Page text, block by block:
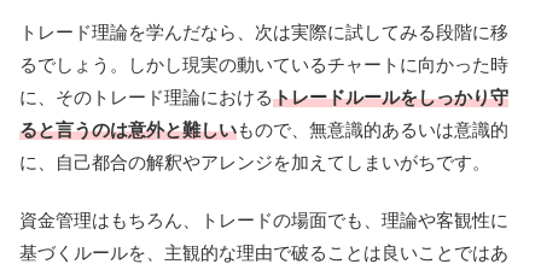
トレード理論を学んだなら、次は実際に試してみる段階に移
るでしょう。しかし現実の動いているチャートに向かった時
に、そのトレード理論におけるトレードルールをしっかり守
ると言うのは意外と難しいもので、無意識的あるいは意識的
に、自己都合の解釈やアレンジを加えてしまいがちです。
資金管理はもちろん、トレードの場面でも、理論や客観性に
基づくルールを、主観的な理由で破ることは良いことではあ